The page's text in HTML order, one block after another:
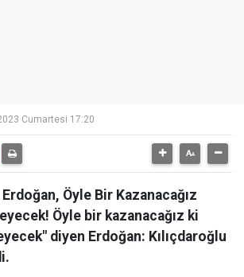
Cumartesi 17:20
Öyle Bir Kazanacağız
Öyle bir kazanacağız ki
diyen Erdoğan: Kılıçdaroğlu